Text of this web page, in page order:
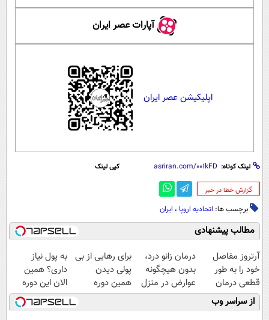
آپارات عصر ایران
اپلیکیشن عصر ایران
لینک کوتاه: کپی لینک
‌گزارش خطا در خبر
برچسب ها: اتحادیه اروپا ، ایران
مطالب پیشنهادی
آرتروز مفاصل
خود را به طور
قطعی درمان
کنید!
◗پرسش‌نامه◖
درمان زانو درد،
بدون هیچگونه
عوارض در منزل
(◂پرسش‌نامه)
برای رهایی از بی
پولی دیدن
همین دوره
رایگان کافیه!
(شمارتو وارد کن)
به پول نیاز
داری؟ همین
الان این دوره
رایگان رو شرکت
کن تا دیر نشده!
از سراسر وب